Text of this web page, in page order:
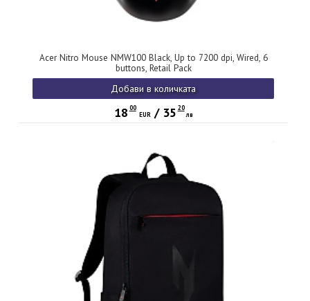
Acer Nitro Mouse NMW100 Black, Up to 7200 dpi, Wired, 6
buttons, Retail Pack
Добави в количката
18 00
EUR/ 35 20
лв